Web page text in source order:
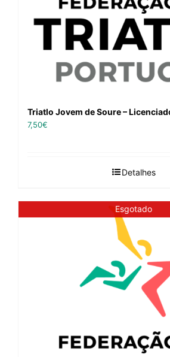
Triatlo Jovem de Soure –
7,50€
Detalhes
Esgotado